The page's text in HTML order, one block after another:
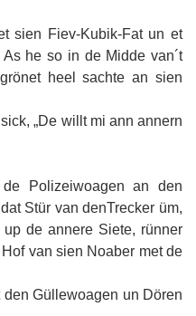
sien Fiev-Kubik-Fat un et
he so in de Midde van´t
heel sachte an sien
„De willt mi ann annern
Polizeiwoagen an den
Stür van denTrecker üm,
up de annere Siete, rünner
van sien Noaber met de
Güllewoagen un Dören